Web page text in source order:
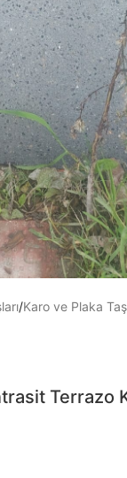
/Karo ve Plaka
Terrazo